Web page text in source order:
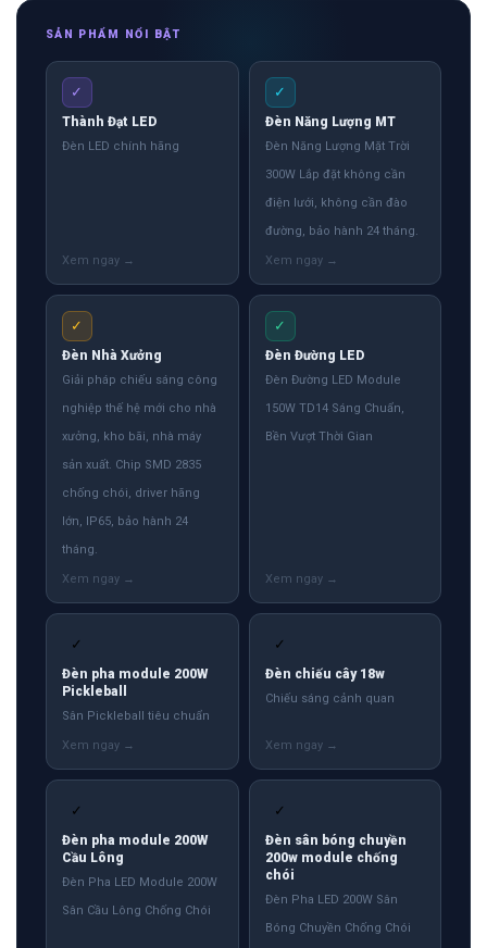
SẢN PHẨM NỔI BẬT
✓
Thành Đạt LED
Đèn LED chính hãng
✓
Đèn Năng Lượng MT
Đèn Năng Lượng Mặt Trời
300W Lắp đặt không cần
điện lưới, không cần đào
đường, bảo hành 24 tháng.
✓
Đèn Nhà Xưởng
Giải pháp chiếu sáng công
nghiệp thế hệ mới cho nhà
xưởng, kho bãi, nhà máy
sản xuất. Chip SMD 2835
chống chói, driver hãng
lớn, IP65, bảo hành 24
tháng.
✓
Đèn Đường LED
Đèn Đường LED Module
150W TD14 Sáng Chuẩn,
Bền Vượt Thời Gian
✓
Đèn pha module 200W
Pickleball
Sân Pickleball tiêu chuẩn
✓
Đèn chiếu cây 18w
Chiếu sáng cảnh quan
✓
Đèn pha module 200W
Cầu Lông
Đèn Pha LED Module 200W
Sân Cầu Lông Chống Chói
✓
Đèn sân bóng chuyền
200w module chống
chói
Đèn Pha LED 200W Sân
Bóng Chuyền Chống Chói